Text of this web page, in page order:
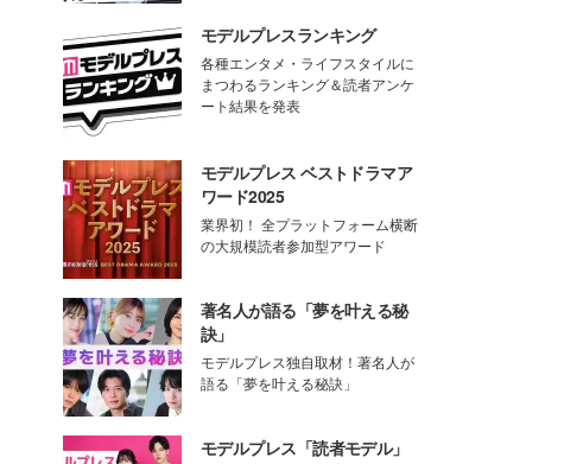
モデルプレスランキング
各種エンタメ・ライフスタイルに
まつわるランキング＆読者アンケ
ート結果を発表
モデルプレス ベストドラマア
ワード2025
業界初！ 全プラットフォーム横断
の大規模読者参加型アワード
著名人が語る「夢を叶える秘
訣」
モデルプレス独自取材！著名人が
語る「夢を叶える秘訣」
モデルプレス「読者モデル」